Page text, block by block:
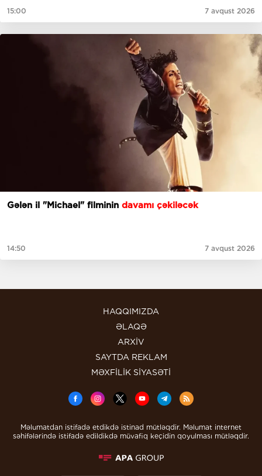
15:00 7 avqust 2026
Gələn il "Michael" filminin davamı çəkiləcək
14:50 7 avqust 2026
HAQQIMIZDA
ƏLAQƏ
ARXİV
SAYTDA REKLAM
MƏXFİLİK SİYASƏTİ
Məlumatdan istifadə etdikdə istinad mütləqdir. Məlumat internet
səhifələrində istifadə edildikdə müvafiq keçidin qoyulması mütləqdir.